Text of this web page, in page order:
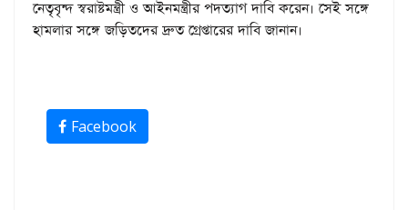
নেতৃবৃন্দ স্বরাষ্টমন্ত্রী ও আইনমন্ত্রীর পদত্যাগ দাবি করেন। সেই সঙ্গে
হামলার সঙ্গে জড়িতদের দ্রুত গ্রেপ্তারের দাবি জানান।
Facebook